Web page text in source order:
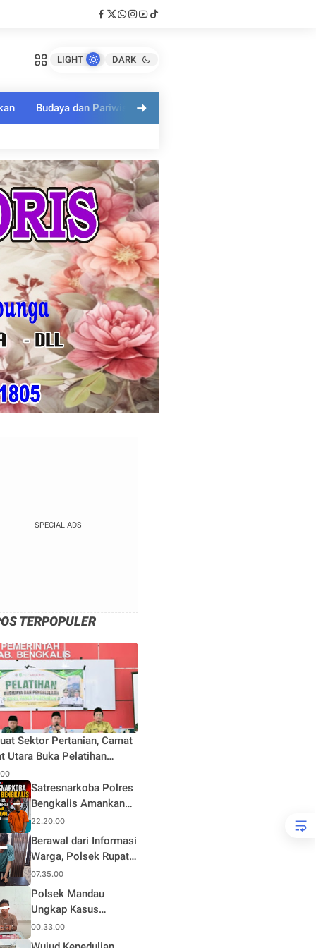
LIGHT DARK
Budaya dan Pariwisata
SPECIAL ADS
TERPOPULER
Sektor Pertanian, Camat
Utara Buka Pelatihan
dan Pengelolaan Hasil
Pertanian di Desa Teluk
Satresnarkoba Polres
Bengkalis Amankan
Terduga Pengedar
Sabu di Mandau, Sita
1,59 Gram Barang
Bukti
22.20.00
Berawal dari Informasi
Warga, Polsek Rupat
Ungkap Kasus Sabu
dan Amankan Seorang
Pria
07.35.00
Polsek Mandau
Ungkap Kasus
Narkotika, Seorang
Pria Diamankan
00.33.00